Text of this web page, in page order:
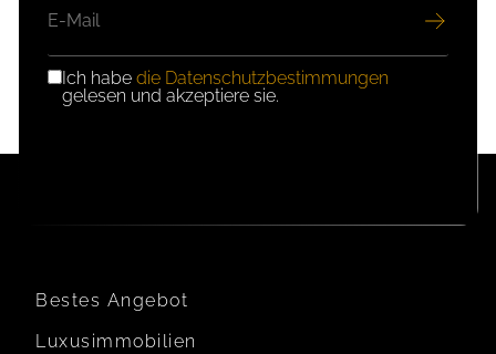
MAIL
DSGVO-
EINWILLIGUNG
Ich habe die Datenschutzbestimmungen
gelesen und akzeptiere sie.
Bestes Angebot
Luxusimmobilien